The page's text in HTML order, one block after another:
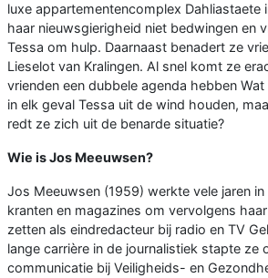
luxe appartementencomplex Dahliastaete
haar nieuwsgierigheid niet bedwingen en
Tessa om hulp. Daarnaast benadert ze
Lieselot van Kralingen. Al snel komt ze
vrienden een dubbele agenda hebben
in elk geval Tessa uit de wind houden,
redt ze zich uit de benarde situatie?
Wie is Jos Meeuwsen?
Jos Meeuwsen (1959) werkte vele jaren
kranten en magazines om vervolgens
zetten als eindredacteur bij radio en TV
lange carrière in de journalistiek stapte ze
communicatie bij Veiligheids- en